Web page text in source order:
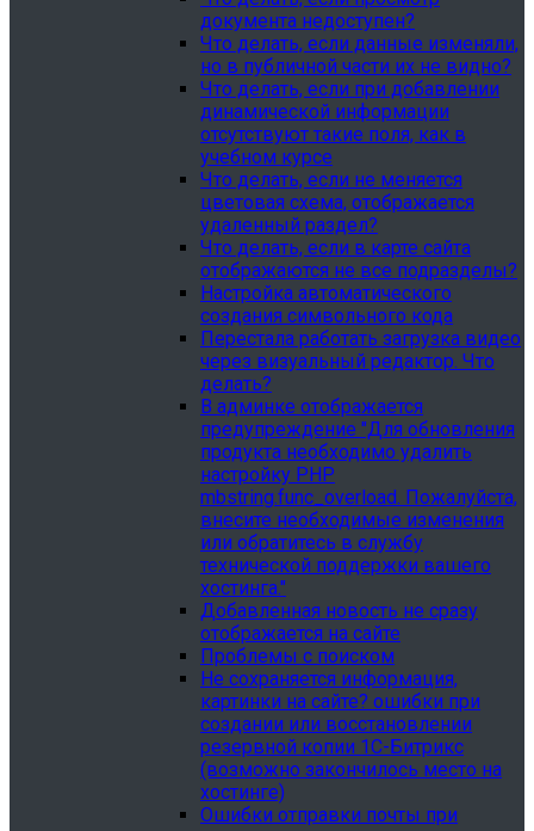
документа недоступен?
Что делать, если данные изменяли,
но в публичной части их не видно?
Что делать, если при добавлении
динамической информации
отсутствуют такие поля, как в
учебном курсе
Что делать, если не меняется
цветовая схема, отображается
удаленный раздел?
Что делать, если в карте сайта
отображаются не все подразделы?
Настройка автоматического
создания символьного кода
Перестала работать загрузка видео
через визуальный редактор. Что
делать?
В админке отображается
предупреждение "Для обновления
продукта необходимо удалить
настройку PHP
mbstring.func_overload. Пожалуйста,
внесите необходимые изменения
или обратитесь в службу
технической поддержки вашего
хостинга."
Добавленная новость не сразу
отображается на сайте
Проблемы с поиском
Не сохраняется информация,
картинки на сайте? ошибки при
создании или восстановлении
резервной копии 1С-Битрикс
(возможно закончилось место на
хостинге)
Ошибки отправки почты при